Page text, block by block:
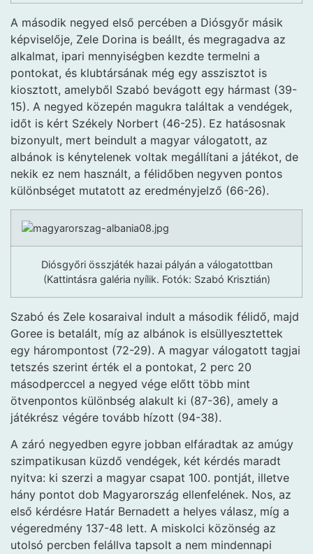
A második negyed első percében a Diósgyőr másik
képviselője, Zele Dorina is beállt, és megragadva az
alkalmat, ipari mennyiségben kezdte termelni a
pontokat, és klubtársának még egy asszisztot is
kiosztott, amelyből Szabó bevágott egy hármast (39-
15). A negyed közepén magukra találtak a vendégek,
időt is kért Székely Norbert (46-25). Ez hatásosnak
bizonyult, mert beindult a magyar válogatott, az
albánok is kénytelenek voltak megállítani a játékot, de
nekik ez nem használt, a félidőben negyven pontos
különbséget mutatott az eredményjelző (66-26).
Diósgyőri összjáték hazai pályán a válogatottban
(Kattintásra galéria nyílik. Fotók: Szabó Krisztián)
Szabó és Zele kosaraival indult a második félidő, majd
Goree is betalált, míg az albánok is elsüllyesztettek
egy hárompontost (72-29). A magyar válogatott tagjai
tetszés szerint érték el a pontokat, 2 perc 20
másodperccel a negyed vége előtt több mint
ötvenpontos különbség alakult ki (87-36), amely a
játékrész végére tovább hízott (94-38).
A záró negyedben egyre jobban elfáradtak az amúgy
szimpatikusan küzdő vendégek, két kérdés maradt
nyitva: ki szerzi a magyar csapat 100. pontját, illetve
hány pontot dob Magyarország ellenfelének. Nos, az
első kérdésre Határ Bernadett a helyes válasz, míg a
végeredmény 137-48 lett. A miskolci közönség az
utolsó percben felállva tapsolt a nem mindennapi